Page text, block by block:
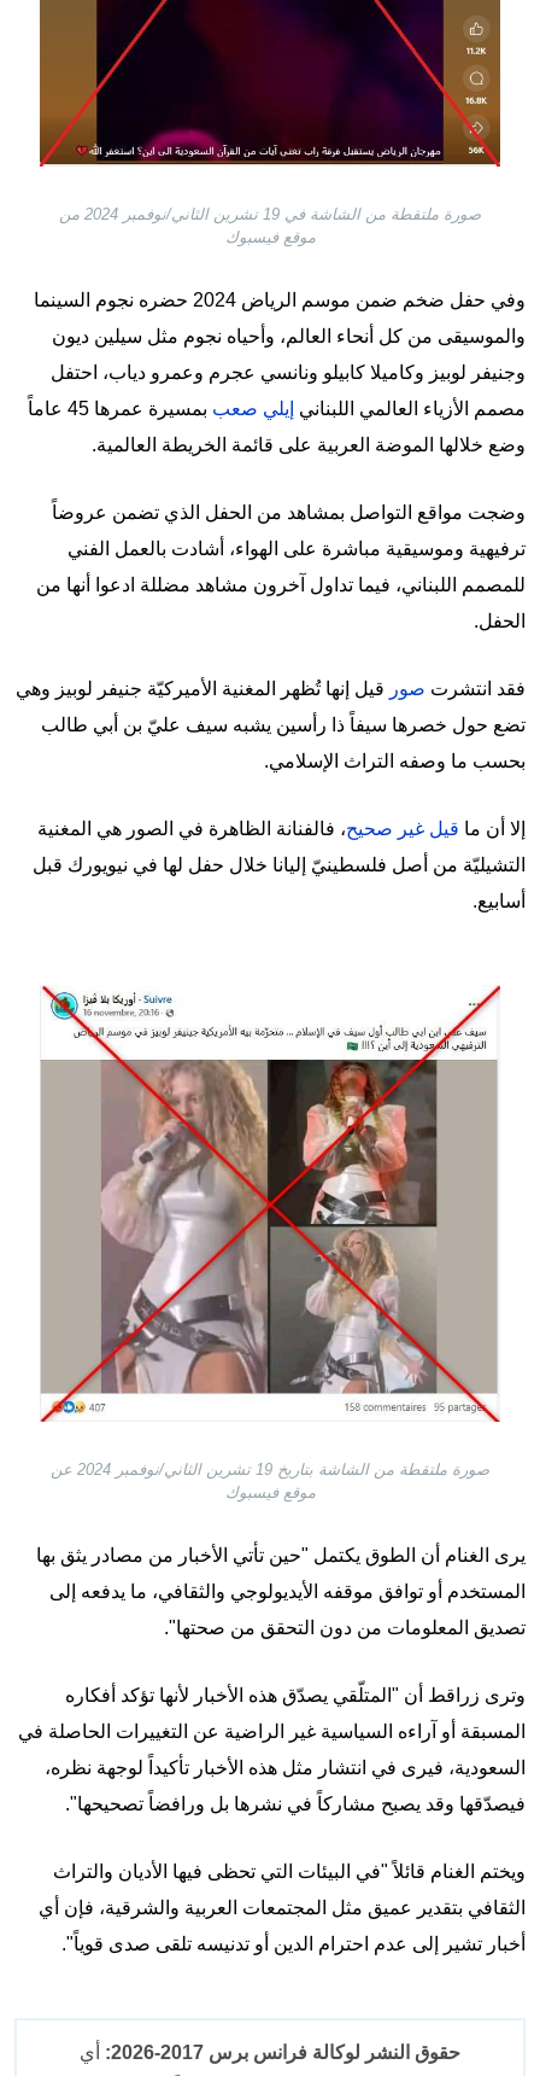
صورة ملتقطة من الشاشة في 19 تشرين الثاني/نوفمبر 2024 من
موقع فيسبوك
وفي حفل ضخم ضمن موسم الرياض 2024 حضره نجوم السينما
والموسيقى من كل أنحاء العالم، وأحياه نجوم مثل سيلين ديون
وجنيفر لوبيز وكاميلا كابيلو ونانسي عجرم وعمرو دياب، احتفل
مصمم الأزياء العالمي اللبناني إيلي صعب
بمسيرة عمرها 45 عاماً
وضع خلالها الموضة العربية على قائمة الخريطة العالمية.
وضجت مواقع التواصل بمشاهد من الحفل الذي تضمن عروضاً
ترفيهية وموسيقية مباشرة على الهواء، أشادت بالعمل الفني
للمصمم اللبناني، فيما تداول آخرون مشاهد مضللة ادعوا أنها من
الحفل.
فقد انتشرت صور قيل إنها تُظهر المغنية الأميركيّة جنيفر لوبيز وهي
تضع حول خصرها سيفاً ذا رأسين يشبه سيف عليّ بن أبي طالب
بحسب ما وصفه التراث الإسلامي.
إلا أن ما قيل غير صحيح، فالفنانة الظاهرة في الصور هي المغنية
التشيليّة من أصل فلسطينيّ إليانا خلال حفل لها في نيويورك قبل
أسابيع.
Image
صورة ملتقطة من الشاشة بتاريخ 19 تشرين الثاني/نوفمبر 2024 عن
موقع فيسبوك
يرى الغنام أن الطوق يكتمل "حين تأتي الأخبار من مصادر يثق بها
المستخدم أو توافق موقفه الأيديولوجي والثقافي، ما يدفعه إلى
تصديق المعلومات من دون التحقق من صحتها".
وترى زراقط أن "المتلّقي يصدّق هذه الأخبار لأنها تؤكد أفكاره
المسبقة أو آراءه السياسية غير الراضية عن التغييرات الحاصلة في
السعودية، فيرى في انتشار مثل هذه الأخبار تأكيداً لوجهة نظره،
فيصدّقها وقد يصبح مشاركاً في نشرها بل ورافضاً تصحيحها".
ويختم الغنام قائلاً "في البيئات التي تحظى فيها الأديان والتراث
الثقافي بتقدير عميق مثل المجتمعات العربية والشرقية، فإن أي
أخبار تشير إلى عدم احترام الدين أو تدنيسه تلقى صدى قوياً".
حقوق النشر لوكالة فرانس برس 2017-2026:
أي